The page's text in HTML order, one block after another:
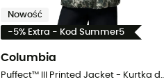
Nowość
-5% Extra - Kod Summer5
Columbia
Puffect™ III Printed